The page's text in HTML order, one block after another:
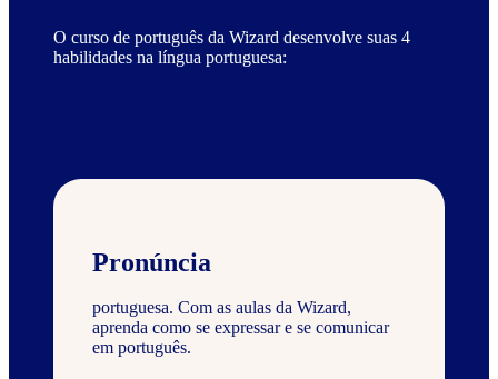
O curso de português da Wizard desenvolve suas 4
habilidades na língua portuguesa:
Pronúncia
portuguesa. Com as aulas da Wizard,
aprenda como se expressar e se comunicar
em português.